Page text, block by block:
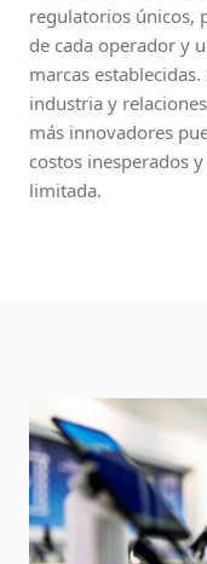
regulatorios únicos,
de cada operador y
marcas
industria y
más innovadores
costos inesperados
limitada.